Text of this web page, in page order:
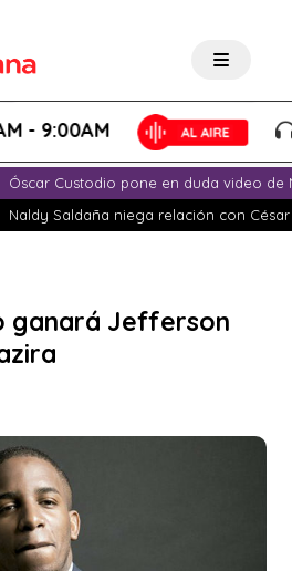
9:00AM
Óscar Custodio pone en duda video de
Naldy Saldaña niega relación con
ganará Jefferson